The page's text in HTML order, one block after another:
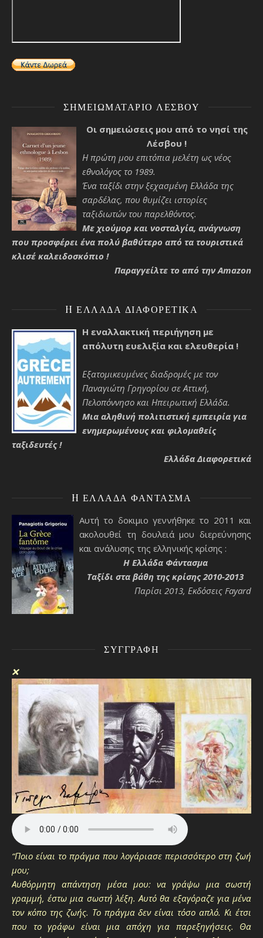
ΣΗΜΕΙΩΜΑΤΆΡΙΟ ΛΈΣΒΟΥ
Οι σημειώσεις μου από το νησί της
Λέσβου !
Η πρώτη μου επιτόπια μελέτη ως νέος
εθνολόγος το 1989.
Ένα ταξίδι στην ξεχασμένη Ελλάδα της
σαρδέλας, που θυμίζει ιστορίες
ταξιδιωτών του παρελθόντος.
Με χιούμορ και νοσταλγία, ανάγνωση
που προσφέρει ένα πολύ βαθύτερο από τα τουριστικά
κλισέ καλειδοσκόπιο !
Παραγγείλτε το από την Amazon
H ΕΛΛΆΔΑ ΔΙΑΦΟΡΕΤΙΚΆ
Η εναλλακτική περιήγηση με
απόλυτη ευελιξία και ελευθερία !
Εξατομικευμένες διαδρομές με τον
Παναγιώτη Γρηγορίου σε Αττική,
Πελοπόννησο και Ηπειρωτική Ελλάδα.
Μια αληθινή πολιτιστική εμπειρία για
ενημερωμένους και φιλομαθείς
ταξιδευτές !
Ελλάδα Διαφορετικά
H ΕΛΛΆΔΑ ΦΆΝΤΑΣΜΑ
Αυτή το δοκιμιο γεννήθηκε το 2011 και
ακολουθεί τη δουλειά μου διερεύνησης
και ανάλυσης της ελληνικής κρίσης :
H Ελλάδα Φάντασμα
Ταξίδι στα βάθη της κρίσης 2010-2013
Παρίσι 2013, Εκδόσεις Fayard
ΣΥΓΓΡΑΦΉ
❌
“Ποιο είναι το πράγμα που λογάριασε περισσότερο στη ζωή
μου;
Αυθόρμητη απάντηση μέσα μου: να γράψω μια σωστή
γραμμή, έστω μια σωστή λέξη. Αυτό θα εξαγόραζε για μένα
τον κόπο της ζωής. Το πράγμα δεν είναι τόσο απλό. Κι έτσι
που το γράφω είναι μια απόχη για παρεξηγήσεις. Θα